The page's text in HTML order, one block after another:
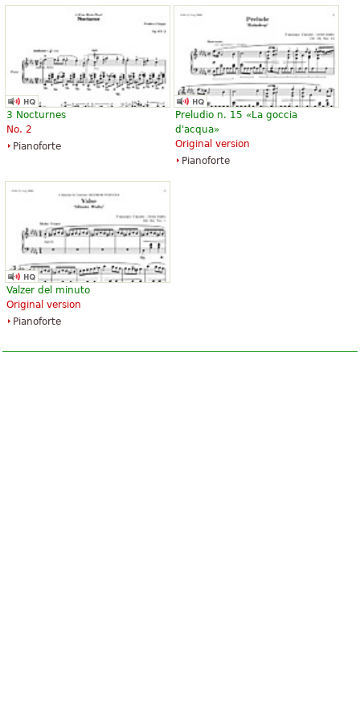
3 Nocturnes
No. 2
Pianoforte
Preludio n. 15 «La goccia
d'acqua»
Original version
Pianoforte
Valzer del minuto
Original version
Pianoforte